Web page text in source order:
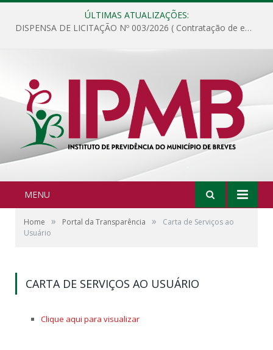
ÚLTIMAS ATUALIZAÇÕES:
DISPENSA DE LICITAÇÃO Nº 003/2026 ( Contratação de empresa para fornecimento de gêneros alimentícios não perecíveis, materiais de expediente, descartáveis, copa e cozinha, para análise e posterior publicação.)
MENU
Home » Portal da Transparência »
Carta de Serviços ao
Usuário
CARTA DE SERVIÇOS AO USUÁRIO
Clique aqui para visualizar